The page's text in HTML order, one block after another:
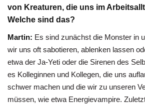
von Kreaturen, die uns im
Welche sind das?
Martin: Es sind zunächst die Monster in
wir uns oft sabotieren, ablenken lassen
etwa der Ja-Yeti oder die Sirenen des
es Kolleginnen und Kollegen, die uns
schwer machen und die wir zu unseren
müssen, wie etwa Energievampire.